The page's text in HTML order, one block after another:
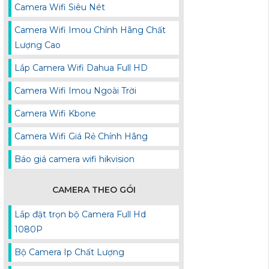
Camera Wifi Siêu Nét
Camera Wifi Imou Chính Hãng Chất
Lượng Cao
Lắp Camera Wifi Dahua Full HD
Camera Wifi Imou Ngoài Trời
Camera Wifi Kbone
Camera Wifi Giá Rẻ Chính Hãng
Báo giá camera wifi hikvision
CAMERA THEO GÓI
Lắp đặt trọn bộ Camera Full Hd
1080P
Bộ Camera Ip Chất Lượng